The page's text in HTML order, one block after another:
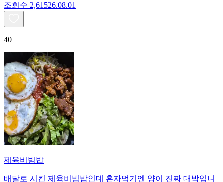
조회수 2,61526.08.01
40
제육비빔밥
배달로 시킨 제육비빔밥인데 혼자먹기엔 양이 진짜 대박입니